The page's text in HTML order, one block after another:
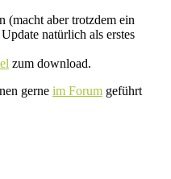
(macht aber trotzdem ein
natürlich als erstes
zum download.
gerne im Forum geführt